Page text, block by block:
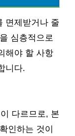
면제받거나 줄
심층적으로
해야 할 사항
니다.
다르므로, 본
인하는 것이